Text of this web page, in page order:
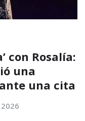
con Rosalía:
una
una cita